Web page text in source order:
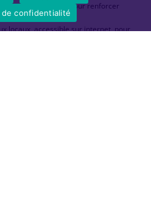
nommée Factoriz pour renforcer
inter-entreprises
locaux, accessible sur internet, pour
de confidentialité